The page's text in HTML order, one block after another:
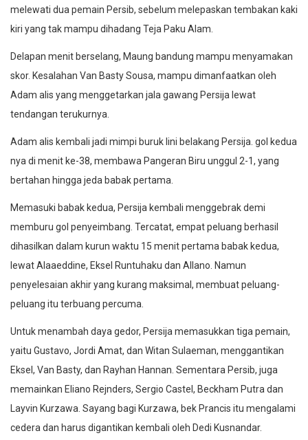
melewati dua pemain Persib, sebelum melepaskan tembakan kaki
kiri yang tak mampu dihadang Teja Paku Alam.
‎‎Delapan menit berselang, Maung bandung mampu menyamakan
skor. Kesalahan Van Basty Sousa, mampu dimanfaatkan oleh
Adam alis yang menggetarkan jala gawang Persija lewat
tendangan terukurnya.‎‎
Adam alis kembali jadi mimpi buruk lini belakang Persija. gol kedua
nya di menit ke-38, membawa Pangeran Biru unggul 2-1, yang
bertahan hingga jeda babak pertama.
Memasuki babak kedua, Persija kembali menggebrak demi
memburu gol penyeimbang. Tercatat, empat peluang berhasil
dihasilkan dalam kurun waktu 15 menit pertama babak kedua,
lewat Alaaeddine, Eksel Runtuhaku dan Allano. Namun
penyelesaian akhir yang kurang maksimal, membuat peluang-
peluang itu terbuang percuma.
Untuk menambah daya gedor, Persija memasukkan tiga pemain,
yaitu Gustavo, Jordi Amat, dan Witan Sulaeman, menggantikan
Eksel, Van Basty, dan Rayhan Hannan. Sementara Persib, juga
memainkan Eliano Rejnders, Sergio Castel, Beckham Putra dan
Layvin Kurzawa. Sayang bagi Kurzawa, bek Prancis itu mengalami
cedera dan harus digantikan kembali oleh Dedi Kusnandar.